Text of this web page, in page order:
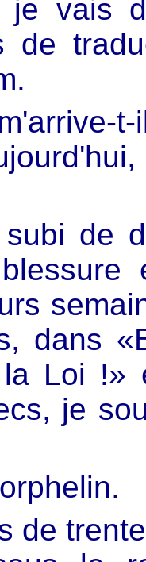
vais
de
de
dans
Loi !»
je
de